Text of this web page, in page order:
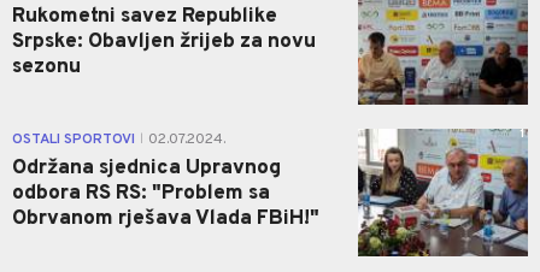
Rukometni savez Republike
Srpske: Obavljen žrijeb za novu
sezonu
OSTALI SPORTOVI 02.07.2024.
Održana sjednica Upravnog
odbora RS RS: "Problem sa
Obrvanom rješava Vlada FBiH!"
1